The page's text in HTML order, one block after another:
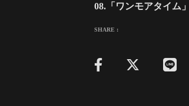
08.「ワンモアタイム
SHARE :